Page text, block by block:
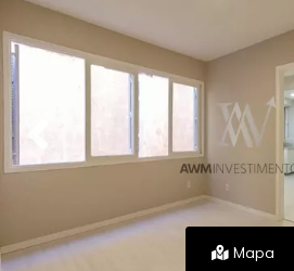
Mapa